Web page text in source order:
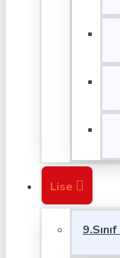
Lise
9.Sınıf